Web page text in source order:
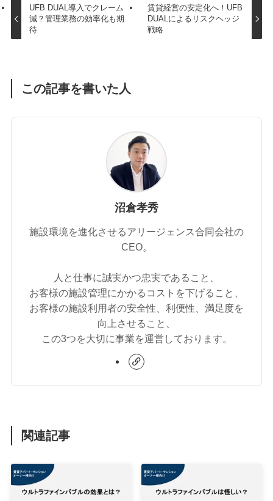
UFB DUAL導入でクレーム
減？管理業務の効率化も期
待
賃貸経営の安定化へ！UFB
DUALによるリスクヘッジ
戦略
この記事を書いた人
沼倉孝秀
施設環境を進化させるアリージェンス合同会社の
CEO。
人と仕事に誠実かつ忠実であること、
お客様の施設管理にかかるコストを下げること、
お客様の施設利用者の安全性、利便性、満足度を
向上させること、
この3つを大切に事業を運営しております。
関連記事